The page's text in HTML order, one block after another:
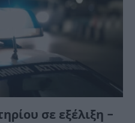
σε εξέλιξη –